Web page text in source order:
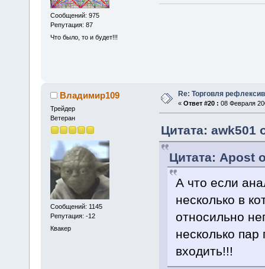
Сообщений: 975
Репутация: 87
Что было, то и будет!!!
Владимир109
Трейдер
Ветеран
Сообщений: 1145
Репутация: -12
Квакер
Re: Торговля
« Ответ #20 : 08 Февраля
Цитата: awk501
Цитата: Apost
А что если
несколько в
относильно
несколько
входить!!!